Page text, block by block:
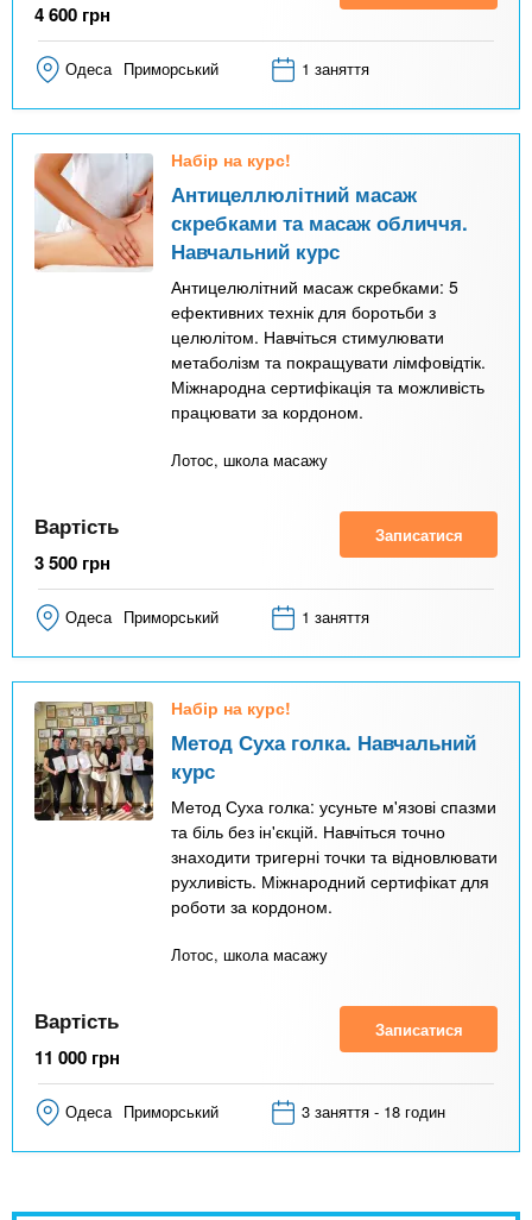
4 600 грн
Одеса Приморський 1 заняття
Набір на курс!
Антицеллюлітний масаж
скребками та масаж обличчя.
Навчальний курс
Антицелюлітний масаж скребками: 5
ефективних технік для боротьби з
целюлітом. Навчіться стимулювати
метаболізм та покращувати лімфовідтік.
Міжнародна сертифікація та можливість
працювати за кордоном.
Лотос, школа масажу
Вартість
3 500 грн
Записатися
Одеса Приморський 1 заняття
Набір на курс!
Метод Суха голка. Навчальний
курс
Метод Суха голка: усуньте м'язові спазми
та біль без ін'єкцій. Навчіться точно
знаходити тригерні точки та відновлювати
рухливість. Міжнародний сертифікат для
роботи за кордоном.
Лотос, школа масажу
Вартість
11 000 грн
Записатися
Одеса Приморський 3 заняття - 18 годин